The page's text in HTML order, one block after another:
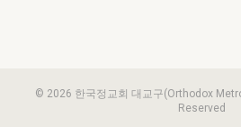
© 2026 한국정교회 대교구(Orthodox
Reserved